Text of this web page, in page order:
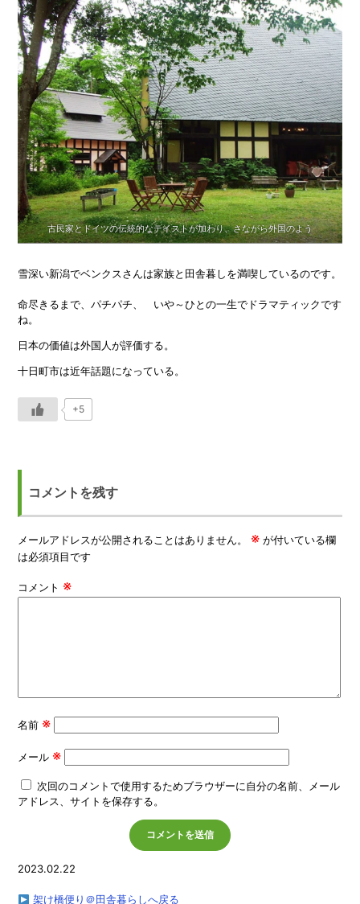
古民家とドイツの伝統的なテイストが加わり、さながら外国のよう
雪深い新潟でベンクスさんは家族と田舎暮しを満喫しているのです。
命尽きるまで、パチパチ、 いや～ひとの一生でドラマティックです
ね。
日本の価値は外国人が評価する。
十日町市は近年話題になっている。
+5
コメントを残す
メールアドレスが公開されることはありません。 ※ が付いている欄
は必須項目です
コメント ※
名前 ※
メール ※
次回のコメントで使用するためブラウザーに自分の名前、メール
アドレス、サイトを保存する。
2023.02.22
架け橋便り＠田舎暮らしへ戻る